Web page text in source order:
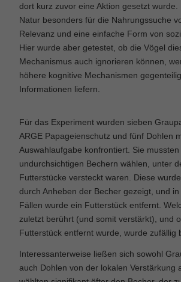
dort kurz zuvor eine Aktion gesetzt wurde.
Natur besonders für die Nahrungssuche
Relevanz und eine einfache Form von
Hier wurde aber getestet, ob die Vögel
Mechanismus auch ignorieren können,
höhere kognitive Mechanismen
Informationen liefern.
Für das Experiment wurden sieben
ARGE Papageienschutz und fünf Dohlen
Auswahlaufgabe konfrontiert. Sie
undurchsichtigen Bechern wählen, unter
Futterstücke versteckt waren. Diese
durch Anheben der Becher gezeigt, und
Fällen wurde ein Futterstück entfernt.
zuletzt berührt (und somit verstärkt), und
Futterstück entfernt wurde, wurde zufällig
Interessanterweise ließen sich sowohl
auch Dohlen von der lokalen Verstärkung